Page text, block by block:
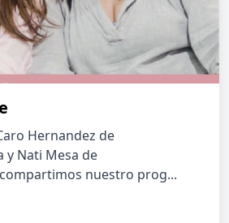
Hernandez de
y Nati Mesa de
nuestro prog...